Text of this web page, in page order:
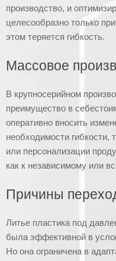
производство, и
целесообразно только
этом теряется гибкость.
Массовое
В крупносерийном
преимущество в
оперативно вносить
необходимости гибкости,
или персонализации
как к независимому или
Причины
Литье пластика под
была эффективной в
Но она ограничена в